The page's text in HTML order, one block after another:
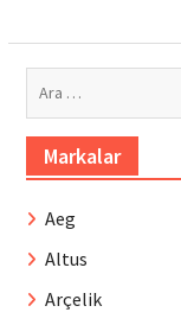
Markalar
Aeg
Altus
Arçelik